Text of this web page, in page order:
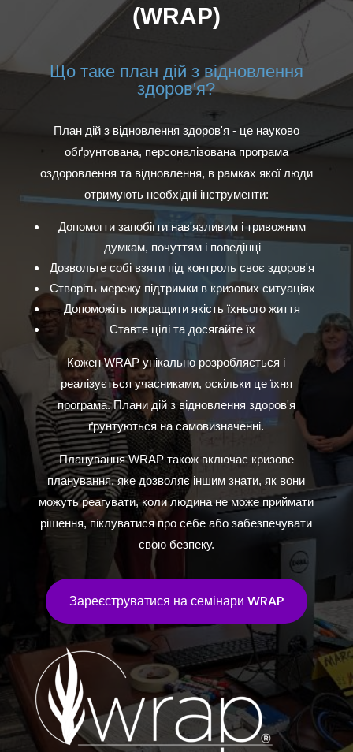
(WRAP)
Що таке план дій з відновлення
здоров'я?
План дій з відновлення здоров'я - це науково
обґрунтована, персоналізована програма
оздоровлення та відновлення, в рамках якої люди
отримують необхідні інструменти:
Допомогти запобігти нав'язливим і тривожним
думкам, почуттям і поведінці
Дозвольте собі взяти під контроль своє здоров'я
Створіть мережу підтримки в кризових ситуаціях
Допоможіть покращити якість їхнього життя
Ставте цілі та досягайте їх
Кожен WRAP унікально розробляється і
реалізується учасниками, оскільки це їхня
програма. Плани дій з відновлення здоров'я
ґрунтуються на самовизначенні.
Планування WRAP також включає кризове
планування, яке дозволяє іншим знати, як вони
можуть реагувати, коли людина не може приймати
рішення, піклуватися про себе або забезпечувати
свою безпеку.
Зареєструватися на семінари WRAP